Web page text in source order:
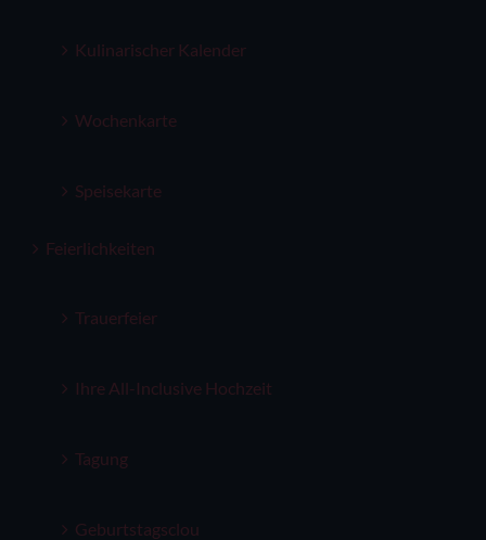
Kulinarischer Kalender
Wochenkarte
Speisekarte
Feierlichkeiten
Trauerfeier
Ihre All-Inclusive Hochzeit
Tagung
Geburtstagsclou